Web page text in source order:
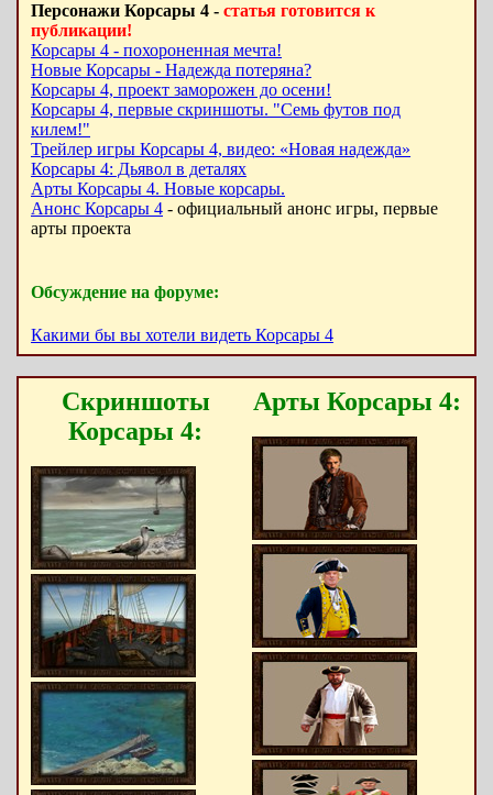
Персонажи Корсары 4 - статья готовится к
публикации!
Корсары 4 - похороненная мечта!
Новые Корсары - Надежда потеряна?
Корсары 4, проект заморожен до осени!
Корсары 4, первые скриншоты. "Семь футов под
килем!"
Трейлер игры Корсары 4, видео: «Новая надежда»
Корсары 4: Дьявол в деталях
Арты Корсары 4. Новые корсары.
Анонс Корсары 4 - официальный анонс игры, первые
арты проекта
Обсуждение на форуме:
Какими бы вы хотели видеть Корсары 4
Скриншоты
Корсары 4:
Арты Корсары 4: